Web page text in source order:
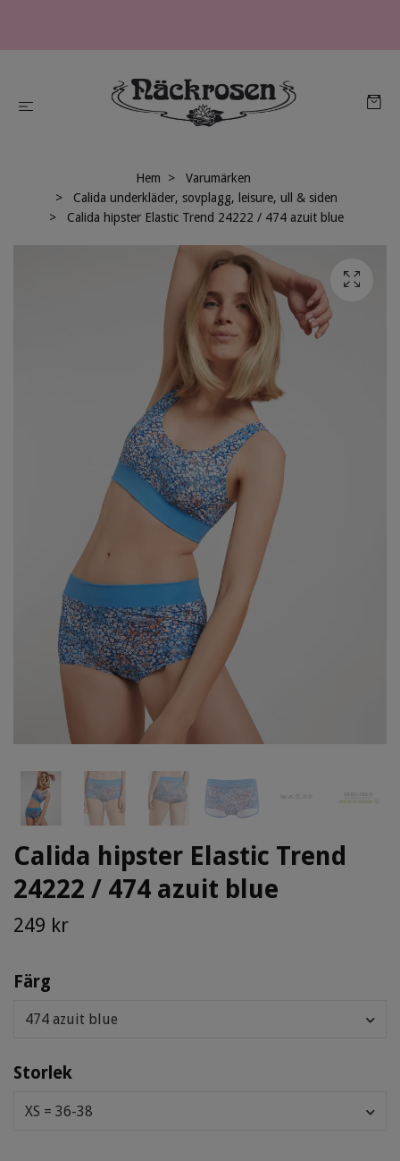
Hem
Varumärken
Calida underkläder, sovplagg, leisure, ull & siden
Calida hipster Elastic Trend 24222 / 474 azuit blue
Calida hipster Elastic Trend
24222 / 474 azuit blue
249 kr
Färg
474 azuit blue
Storlek
XS = 36-38